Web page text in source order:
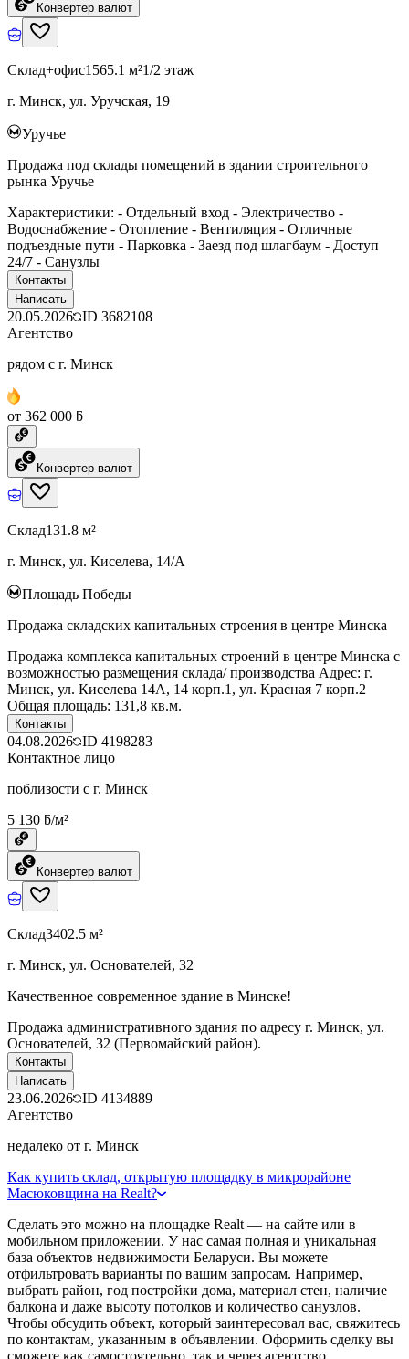
Конвертер валют
Склад+офис1565.1 м²1/2 этаж
г. Минск, ул. Уручская, 19
Уручье
Продажа под склады помещений в здании строительного
рынка Уручье
Характеристики: - Отдельный вход - Электричество -
Водоснабжение - Отопление - Вентиляция - Отличные
подъездные пути - Парковка - Заезд под шлагбаум - Доступ
24/7 - Санузлы
Контакты
Написать
20.05.2026 ID 3682108
Агентство
рядом с г. Минск
от 362 000 ƃ
Конвертер валют
Склад131.8 м²
г. Минск, ул. Киселева, 14/А
Площадь Победы
Продажа складских капитальных строения в центре Минска
Продажа комплекса капитальных строений в центре Минска с
возможностью размещения склада/ производства Адрес: г.
Минск, ул. Киселева 14А, 14 корп.1, ул. Красная 7 корп.2
Общая площадь: 131,8 кв.м.
Контакты
04.08.2026 ID 4198283
Контактное лицо
поблизости с г. Минск
5 130 ƃ/м²
Конвертер валют
Склад3402.5 м²
г. Минск, ул. Основателей, 32
Качественное современное здание в Минске!
Продажа административного здания по адресу г. Минск, ул.
Основателей, 32 (Первомайский район).
Контакты
Написать
23.06.2026 ID 4134889
Агентство
недалеко от г. Минск
Как купить склад, открытую площадку в микрорайоне
Масюковщина на Realt?
Сделать это можно на площадке Realt — на сайте или в
мобильном приложении. У нас самая полная и уникальная
база объектов недвижимости Беларуси. Вы можете
отфильтровать варианты по вашим запросам. Например,
выбрать район, год постройки дома, материал стен, наличие
балкона и даже высоту потолков и количество санузлов.
Чтобы обсудить объект, который заинтересовал вас, свяжитесь
по контактам, указанным в объявлении. Оформить сделку вы
сможете как самостоятельно, так и через агентство.